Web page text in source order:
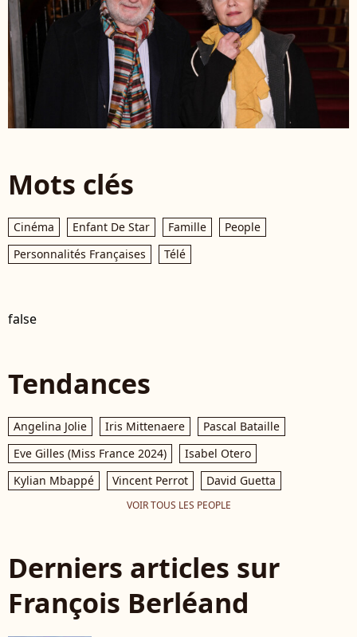
Mots clés
Cinéma Enfant De Star Famille
People
Personnalités Françaises
Télé
false
Tendances
Angelina Jolie Iris Mittenaere
Pascal Bataille
Eve Gilles (Miss France 2024)
Isabel Otero
Kylian Mbappé
Vincent Perrot David Guetta
VOIR TOUS LES PEOPLE
Derniers articles sur
François Berléand